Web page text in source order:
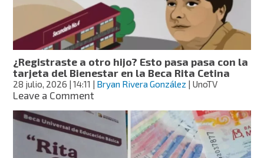
de
pagos
para
primaria
en
agosto
de
2026
¿Registraste a otro hijo? Esto pasa pasa con la
tarjeta del Bienestar en la Beca Rita Cetina
28 julio, 2026 | 14:11 | Bryan Rivera González | UnoTV
Leave a Commenton
a
otro
hijo?